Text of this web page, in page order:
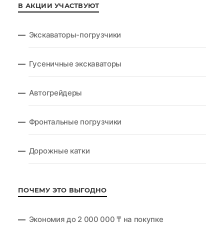
В АКЦИИ УЧАСТВУЮТ
Экскаваторы-погрузчики
Гусеничные экскаваторы
Автогрейдеры
Фронтальные погрузчики
Дорожные катки
ПОЧЕМУ ЭТО ВЫГОДНО
Экономия до 2 000 000 ₸ на покупке